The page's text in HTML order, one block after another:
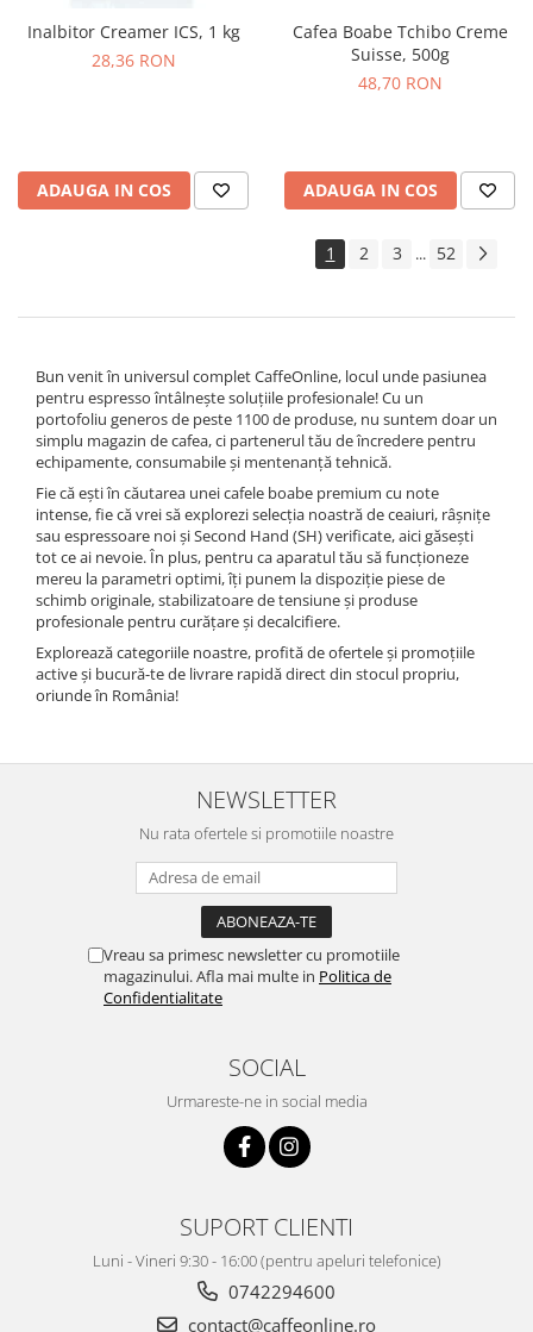
Inalbitor Creamer ICS, 1 kg
28,36 RON
ADAUGA IN COS
Cafea Boabe Tchibo Creme
Suisse, 500g
48,70 RON
ADAUGA IN COS
1 2 3 ... 52
Bun venit în universul complet CaffeOnline, locul unde pasiunea
pentru espresso întâlnește soluțiile profesionale! Cu un
portofoliu generos de peste 1100 de produse, nu suntem doar un
simplu magazin de cafea, ci partenerul tău de încredere pentru
echipamente, consumabile și mentenanță tehnică.
Fie că ești în căutarea unei cafele boabe premium cu note
intense, fie că vrei să explorezi selecția noastră de ceaiuri, râșnițe
sau espressoare noi și Second Hand (SH) verificate, aici găsești
tot ce ai nevoie. În plus, pentru ca aparatul tău să funcționeze
mereu la parametri optimi, îți punem la dispoziție piese de
schimb originale, stabilizatoare de tensiune și produse
profesionale pentru curățare și decalcifiere.
Explorează categoriile noastre, profită de ofertele și promoțiile
active și bucură-te de livrare rapidă direct din stocul propriu,
oriunde în România!
NEWSLETTER
Nu rata ofertele si promotiile noastre
Vreau sa primesc newsletter cu promotiile
magazinului. Afla mai multe in Politica de
Confidentialitate
SOCIAL
Urmareste-ne in social media
SUPORT CLIENTI
Luni - Vineri 9:30 - 16:00 (pentru apeluri telefonice)
0742294600
contact@caffeonline.ro